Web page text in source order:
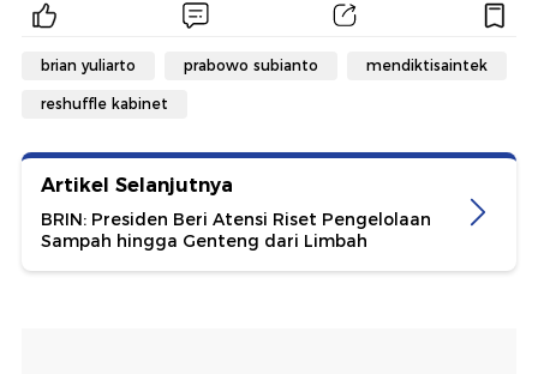
brian yuliarto prabowo subianto mendiktisaintek
reshuffle kabinet
Artikel Selanjutnya
BRIN: Presiden Beri Atensi Riset Pengelolaan
Sampah hingga Genteng dari Limbah